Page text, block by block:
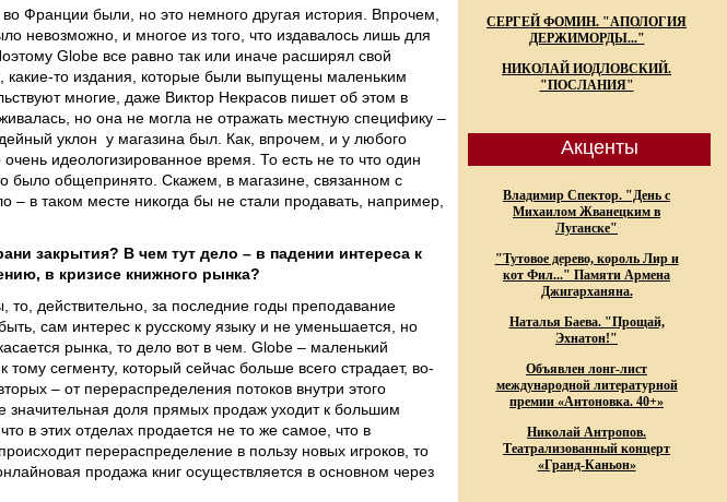
Франции были, но это немного другая история. Впрочем,
невозможно, и многое из того, что издавалось лишь для
Globe все равно так или иначе расширял свой
то издания, которые были выпущены маленьким
многие, даже Виктор Некрасов пишет об этом в
но она не могла не отражать местную специфику –
уклон у магазина был. Как, впрочем, и у любого
идеологизированное время. То есть не то что один
было общепринято. Скажем, в магазине, связанном с
– в таком месте никогда бы не стали продавать, например,
закрытия? В чем тут дело – в падении интереса к
в кризисе книжного рынка?
действительно, за последние годы преподавание
сам интерес к русскому языку и не уменьшается, но
рынка, то дело вот в чем. Globe – маленький
сегменту, который сейчас больше всего страдает, во-
– от перераспределения потоков внутри этого
значительная доля прямых продаж уходит к большим
в этих отделах продается не то же самое, что в
перераспределение в пользу новых игроков, то
продажа книг осуществляется в основном через
СЕРГЕЙ ФОМИН. "АПОЛОГИЯ
ДЕРЖИМОРДЫ..."
НИКОЛАЙ ИОДЛОВСКИЙ.
"ПОСЛАНИЯ"
Акценты
Владимир Спектор. "День с
Михаилом Жванецким в
Луганске"
"Тутовое дерево, король Лир и
кот Фил..." Памяти Армена
Джигарханяна.
Наталья Баева. "Прощай,
Эхнатон!"
Объявлен лонг-лист
международной литературной
премии «Антоновка. 40+»
Николай Антропов.
Театрализованный концерт
«Гранд-Каньон»